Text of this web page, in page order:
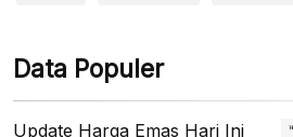
Data Populer
Update Harga Emas Hari Ini